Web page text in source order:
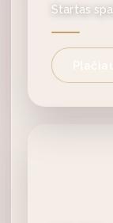
Startas